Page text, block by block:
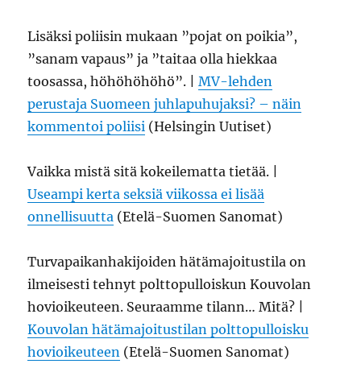
Lisäksi poliisin mukaan ”pojat on poikia”,
”sanam vapaus” ja ”taitaa olla hiekkaa
toosassa, höhöhöhöhö”. |MV-lehden
perustaja Suomeen juhlapuhujaksi? – näin
kommentoi poliisi (Helsingin Uutiset)
Vaikka mistä sitä kokeilematta tietää. |
Useampi kerta seksiä viikossa ei lisää
onnellisuutta (Etelä-Suomen Sanomat)
Turvapaikanhakijoiden hätämajoitustila on
ilmeisesti tehnyt polttopulloiskun Kouvolan
hovioikeuteen. Seuraamme tilann… Mitä? |
Kouvolan hätämajoitustilan polttopulloisku
hovioikeuteen (Etelä-Suomen Sanomat)